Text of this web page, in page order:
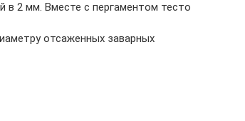
в 2 мм. Вместе с пергаментом тесто
отсаженных заварных